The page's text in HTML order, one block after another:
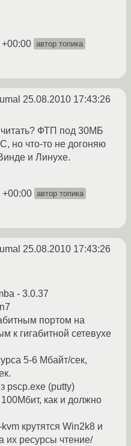
автор топика
25.08.2010 17:43:26
читать? ФТП под 30МБ
но что-то не догоняю
и Линухе.
+00:00 автор топика
25.08.2010 17:43:26
- 3.0.37
портом на
к гигабитной сетевухе
5-6 Мбайт/сек,
pscp.exe (putty)
как и должно
крутятся Win2k8 и
их ресурсы чтение/